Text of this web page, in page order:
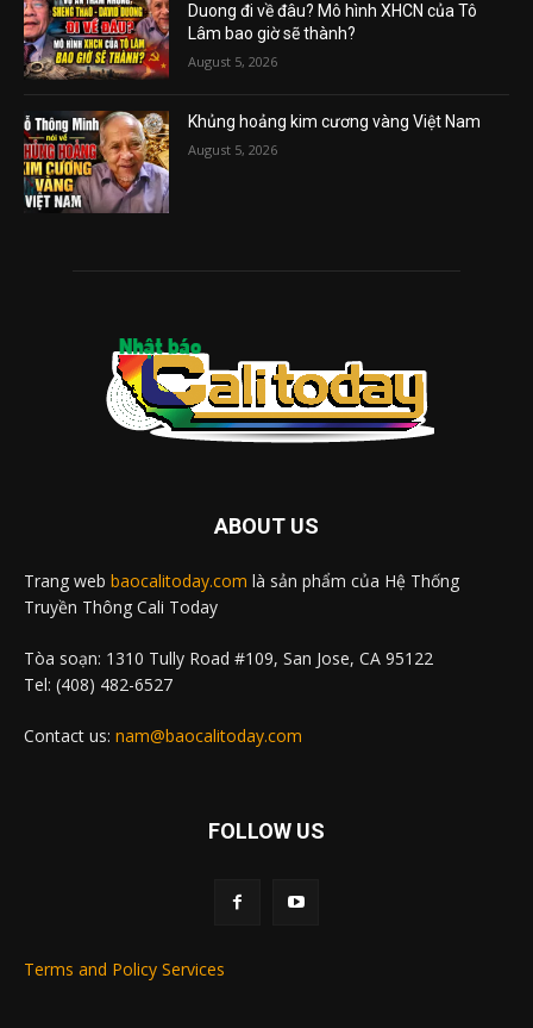
Duong đi về đâu? Mô hình XHCN của Tô
Lâm bao giờ sẽ thành?
August 5, 2026
Khủng hoảng kim cương vàng Việt Nam
August 5, 2026
ABOUT US
Trang web baocalitoday.com là sản phẩm của Hệ Thống
Truyền Thông Cali Today
Tòa soạn: 1310 Tully Road #109, San Jose, CA 95122
Tel: (408) 482-6527
Contact us: nam@baocalitoday.com
FOLLOW US
Terms and Policy Services